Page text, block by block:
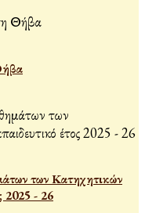
των Κατηχητικών
2025 - 26